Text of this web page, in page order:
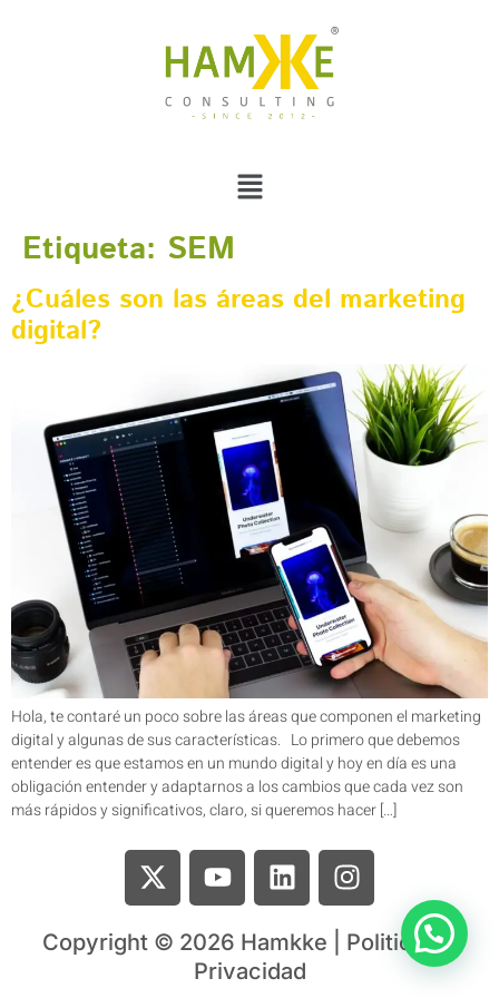
Etiqueta: SEM
¿Cuáles son las áreas del marketing
digital?
Hola, te contaré un poco sobre las áreas que componen el marketing
digital y algunas de sus características. Lo primero que debemos
entender es que estamos en un mundo digital y hoy en día es una
obligación entender y adaptarnos a los cambios que cada vez son
más rápidos y significativos, claro, si queremos hacer […]
Copyright © 2026 Hamkke | Politica de
Privacidad